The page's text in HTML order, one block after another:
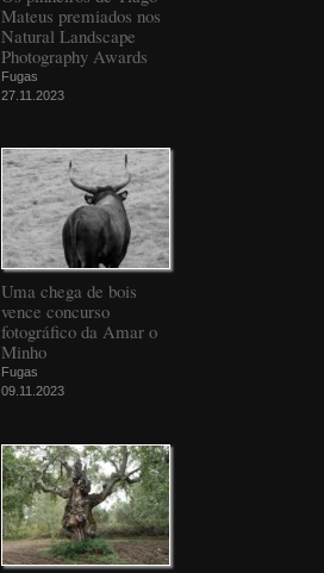
Mateus premiados nos
Natural Landscape
Photography Awards
Fugas
27.11.2023
Uma chega de bois
vence concurso
fotográfico da Amar o
Minho
Fugas
09.11.2023